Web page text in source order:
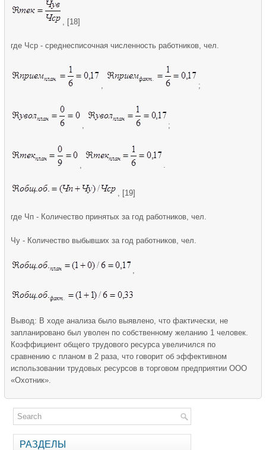
, [18]
где Чср - среднесписочная численность работников, чел.
;
;
, [19]
где Чп - Количество принятых за год работников, чел.
Чу - Количество выбывших за год работников, чел.
Вывод: В ходе анализа было выявлено, что фактически, не
запланировано был уволен по собственному желанию 1 человек.
Коэффициент общего трудового ресурса увеличился по
сравнению с планом в 2 раза, что говорит об эффективном
использовании трудовых ресурсов в торговом предприятии ООО
«Охотник».
РАЗДЕЛЫ